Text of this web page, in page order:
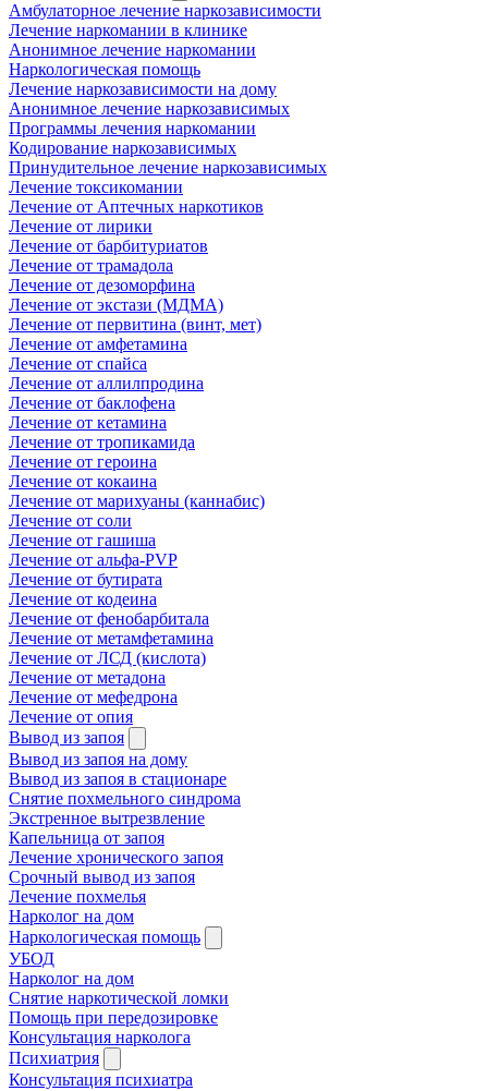
Амбулаторное лечение наркозависимости
Лечение наркомании в клинике
Анонимное лечение наркомании
Наркологическая помощь
Лечение наркозависимости на дому
Анонимное лечение наркозависимых
Программы лечения наркомании
Кодирование наркозависимых
Принудительное лечение наркозависимых
Лечение токсикомании
Лечение от Аптечных наркотиков
Лечение от лирики
Лечение от барбитуриатов
Лечение от трамадола
Лечение от дезоморфина
Лечение от экстази (МДМА)
Лечение от первитина (винт, мет)
Лечение от амфетамина
Лечение от спайса
Лечение от аллилпродина
Лечение от баклофена
Лечение от кетамина
Лечение от тропикамида
Лечение от героина
Лечение от кокаина
Лечение от марихуаны (каннабис)
Лечение от соли
Лечение от гашиша
Лечение от альфа-PVP
Лечение от бутирата
Лечение от кодеина
Лечение от фенобарбитала
Лечение от метамфетамина
Лечение от ЛСД (кислота)
Лечение от метадона
Лечение от мефедрона
Лечение от опия
Вывод из запоя
Вывод из запоя на дому
Вывод из запоя в стационаре
Снятие похмельного синдрома
Экстренное вытрезвление
Капельница от запоя
Лечение хронического запоя
Срочный вывод из запоя
Лечение похмелья
Нарколог на дом
Наркологическая помощь
УБОД
Нарколог на дом
Снятие наркотической ломки
Помощь при передозировке
Консультация нарколога
Психиатрия
Консультация психиатра